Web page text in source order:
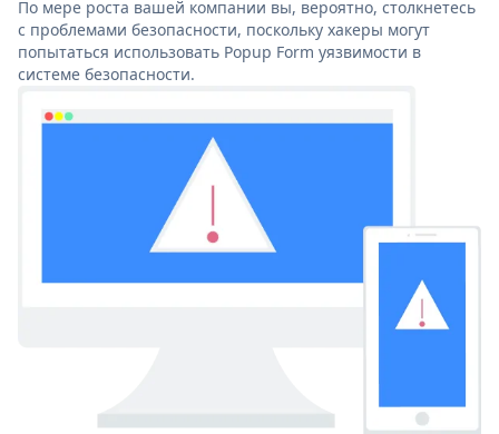
По мере роста вашей компании вы, вероятно, столкнетесь
с проблемами безопасности, поскольку хакеры могут
попытаться использовать Popup Form уязвимости в
системе безопасности.